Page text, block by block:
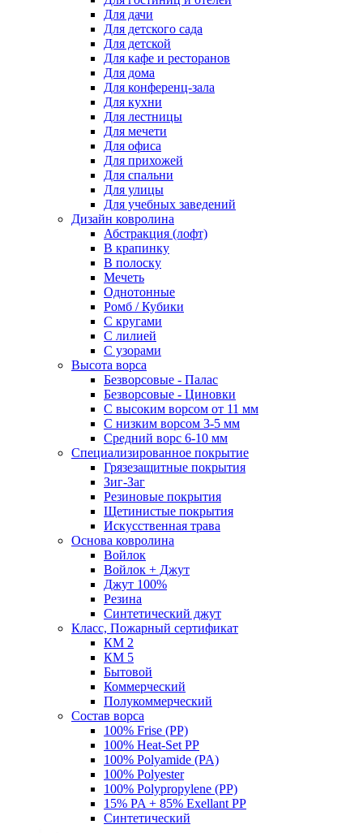
Для дачи
Для детского сада
Для детской
Для кафе и ресторанов
Для дома
Для конференц-зала
Для кухни
Для лестницы
Для мечети
Для офиса
Для прихожей
Для спальни
Для улицы
Для учебных заведений
Дизайн ковролина
Абстракция (лофт)
В крапинку
В полоску
Мечеть
Однотонные
Ромб / Кубики
С кругами
С лилией
С узорами
Высота ворса
Безворсовые - Палас
Безворсовые - Циновки
С высоким ворсом от 11 мм
С низким ворсом 3-5 мм
Средний ворс 6-10 мм
Специализированное покрытие
Грязезащитные покрытия
Зиг-Заг
Резиновые покрытия
Щетинистые покрытия
Искусственная трава
Основа ковролина
Войлок
Войлок + Джут
Джут 100%
Резина
Синтетический джут
Класс, Пожарный сертификат
КМ 2
КМ 5
Бытовой
Коммерческий
Полукоммерческий
Состав ворса
100% Frise (PP)
100% Heat-Set PP
100% Polyamide (PA)
100% Polyester
100% Polypropylene (PP)
15% PA + 85% Exellant PP
Синтетический